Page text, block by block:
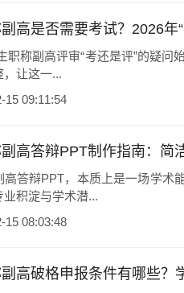
高是否需要考试？2026年
职称副高评审“考还是评”的疑问
，让这一...
15 09:11:54
高答辩PPT制作指南：简
高答辩PPT，本质上是一场学术
业积淀与学术潜...
15 08:03:48
高破格申报条件有哪些？